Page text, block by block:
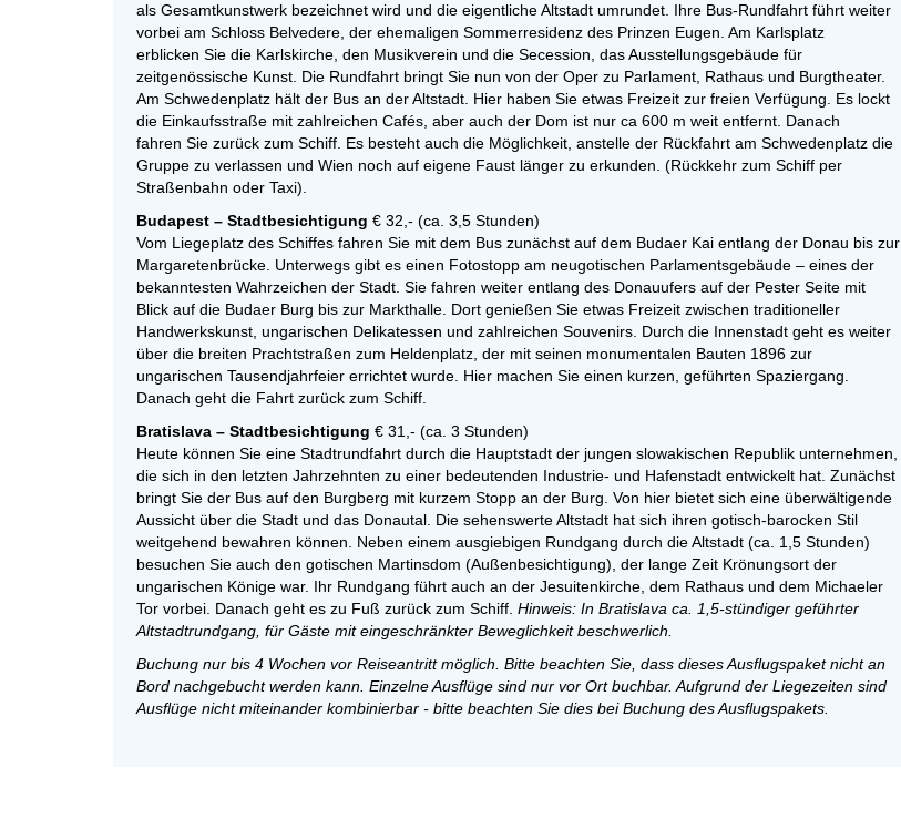
als Gesamtkunstwerk bezeichnet wird und die eigentliche Altstadt umrundet. Ihre Bus-Rundfahrt führt weiter
vorbei am Schloss Belvedere, der ehemaligen Sommerresidenz des Prinzen Eugen. Am Karlsplatz
erblicken Sie die Karlskirche, den Musikverein und die Secession, das Ausstellungsgebäude für
zeitgenössische Kunst. Die Rundfahrt bringt Sie nun von der Oper zu Parlament, Rathaus und Burgtheater.
Am Schwedenplatz hält der Bus an der Altstadt. Hier haben Sie etwas Freizeit zur freien Verfügung. Es lockt
die Einkaufsstraße mit zahlreichen Cafés, aber auch der Dom ist nur ca 600 m weit entfernt. Danach
fahren Sie zurück zum Schiff. Es besteht auch die Möglichkeit, anstelle der Rückfahrt am Schwedenplatz die
Gruppe zu verlassen und Wien noch auf eigene Faust länger zu erkunden. (Rückkehr zum Schiff per
Straßenbahn oder Taxi).
Budapest – Stadtbesichtigung € 32,- (ca. 3,5 Stunden)
Vom Liegeplatz des Schiffes fahren Sie mit dem Bus zunächst auf dem Budaer Kai entlang der Donau bis zur
Margaretenbrücke. Unterwegs gibt es einen Fotostopp am neugotischen Parlamentsgebäude – eines der
bekanntesten Wahrzeichen der Stadt. Sie fahren weiter entlang des Donauufers auf der Pester Seite mit
Blick auf die Budaer Burg bis zur Markthalle. Dort genießen Sie etwas Freizeit zwischen traditioneller
Handwerkskunst, ungarischen Delikatessen und zahlreichen Souvenirs. Durch die Innenstadt geht es weiter
über die breiten Prachtstraßen zum Heldenplatz, der mit seinen monumentalen Bauten 1896 zur
ungarischen Tausendjahrfeier errichtet wurde. Hier machen Sie einen kurzen, geführten Spaziergang.
Danach geht die Fahrt zurück zum Schiff.
Bratislava – Stadtbesichtigung € 31,- (ca. 3 Stunden)
Heute können Sie eine Stadtrundfahrt durch die Hauptstadt der jungen slowakischen Republik unternehmen,
die sich in den letzten Jahrzehnten zu einer bedeutenden Industrie- und Hafenstadt entwickelt hat. Zunächst
bringt Sie der Bus auf den Burgberg mit kurzem Stopp an der Burg. Von hier bietet sich eine überwältigende
Aussicht über die Stadt und das Donautal. Die sehenswerte Altstadt hat sich ihren gotisch-barocken Stil
weitgehend bewahren können. Neben einem ausgiebigen Rundgang durch die Altstadt (ca. 1,5 Stunden)
besuchen Sie auch den gotischen Martinsdom (Außenbesichtigung), der lange Zeit Krönungsort der
ungarischen Könige war. Ihr Rundgang führt auch an der Jesuitenkirche, dem Rathaus und dem Michaeler
Tor vorbei. Danach geht es zu Fuß zurück zum Schiff.Hinweis: In Bratislava ca. 1,5-stündiger geführter
Altstadtrundgang, für Gäste mit eingeschränkter Beweglichkeit beschwerlich.
Buchung nur bis 4 Wochen vor Reiseantritt möglich. Bitte beachten Sie, dass dieses Ausflugspaket nicht an
Bord nachgebucht werden kann. Einzelne Ausflüge sind nur vor Ort buchbar. Aufgrund der Liegezeiten sind
Ausflüge nicht miteinander kombinierbar - bitte beachten Sie dies bei Buchung des Ausflugspakets.